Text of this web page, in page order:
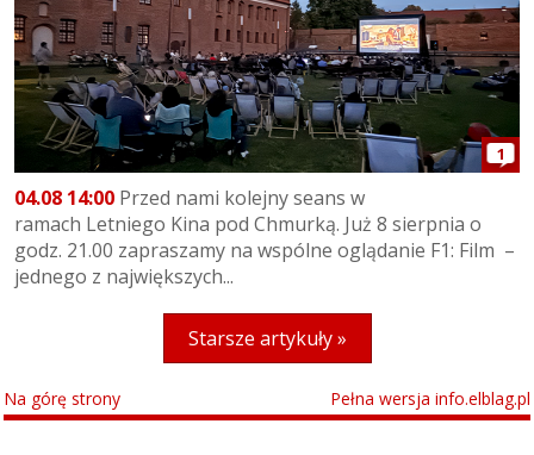
1
04.08 14:00 Przed nami kolejny seans w
ramach Letniego Kina pod Chmurką. Już 8 sierpnia o
godz. 21.00 zapraszamy na wspólne oglądanie F1: Film –
jednego z największych...
Starsze artykuły »
Na górę strony Pełna wersja info.elblag.pl